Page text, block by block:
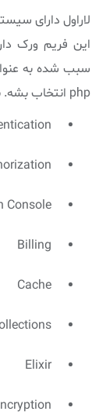
لاراول دارای
این فریم ورک
سبب شده به
php انتخاب بشه. برخی از بخش های لاراول:
Console
Billing
Cache
Elixir